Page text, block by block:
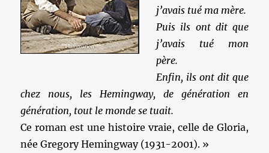
j’avais tué ma mère.
Puis ils ont dit que
j’avais tué mon
père.
Enfin, ils ont dit que
chez nous, les Hemingway, de génération en
génération, tout le monde se tuait.
Ce roman est une histoire vraie, celle de Gloria,
née Gregory Hemingway (1931-2001). »